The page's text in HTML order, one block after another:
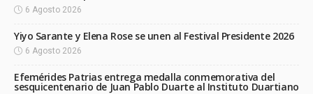
6 Agosto 2026
Yiyo Sarante y Elena Rose se unen al Festival Presidente 2026
6 Agosto 2026
Efemérides Patrias entrega medalla conmemorativa del
sesquicentenario de Juan Pablo Duarte al Instituto Duartiano